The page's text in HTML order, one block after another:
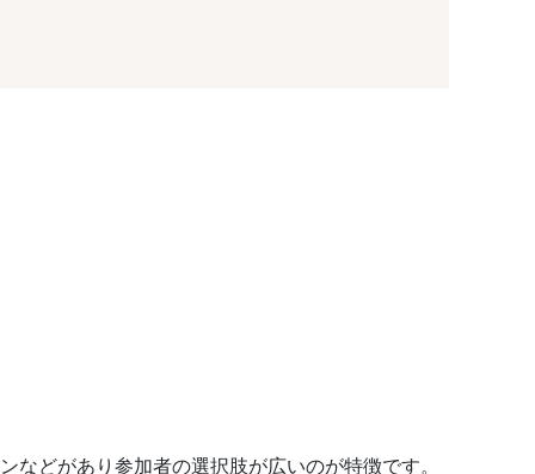
どがあり参加者の選択肢が広いのが特徴です。